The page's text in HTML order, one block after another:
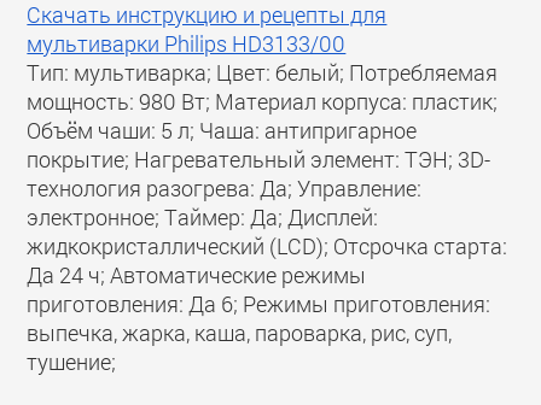
Скачать инструкцию и рецепты для
мультиварки Philips HD3133/00
Тип: мультиварка; Цвет: белый; Потребляемая
мощность: 980 Вт; Материал корпуса: пластик;
Объём чаши: 5 л; Чаша: антипригарное
покрытие; Нагревательный элемент: ТЭН; 3D-
технология разогрева: Да; Управление:
электронное; Таймер: Да; Дисплей:
жидкокристаллический (LCD); Отсрочка старта:
Да 24 ч; Автоматические режимы
приготовления: Да 6; Режимы приготовления:
выпечка, жарка, каша, пароварка, рис, суп,
тушение;